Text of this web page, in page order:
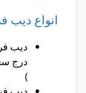
انواع ديب
)